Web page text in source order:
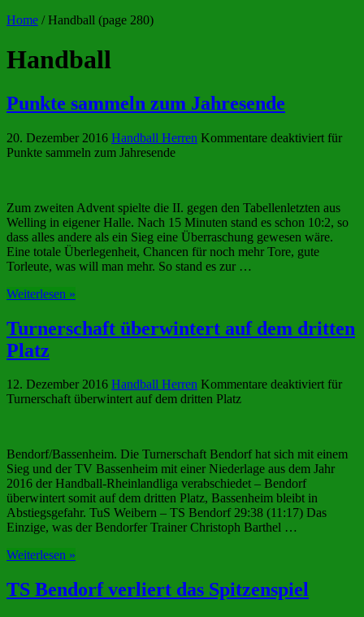
Home / Handball (page 280)
Handball
Punkte sammeln zum Jahresende
20. Dezember 2016 Handball Herren Kommentare deaktiviert für
Punkte sammeln zum Jahresende
Zum zweiten Advent spielte die II. gegen den Tabellenletzten aus
Welling in eigener Halle. Nach 15 Minuten stand es schon 10:2, so
dass alles andere als ein Sieg eine Überraschung gewesen wäre.
Eine totale Überlegenheit, Chancen für noch mehr Tore, gute
Torleute, was will man mehr. So stand es zur …
Weiterlesen »
Turnerschaft überwintert auf dem dritten
Platz
12. Dezember 2016 Handball Herren Kommentare deaktiviertfür
Turnerschaft überwintert auf dem dritten Platz
Bendorf/Bassenheim. Die Turnerschaft Bendorf hat sich mit einem
Sieg und der TV Bassenheim mit einer Niederlage aus dem Jahr
2016 der Handball-Rheinlandliga verabschiedet – Bendorf
überwintert somit auf dem dritten Platz, Bassenheim bleibt in
Abstiegsgefahr. TuS Weibern – TS Bendorf 29:38 (11:17) Das
Einzige, was der Bendorfer Trainer Christoph Barthel …
Weiterlesen »
TS Bendorf verliert das Spitzenspiel